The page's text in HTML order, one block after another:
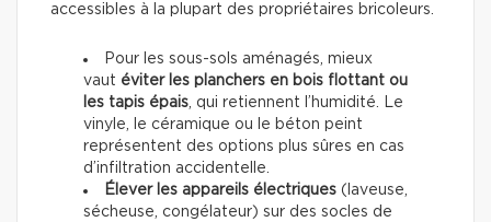
accessibles à la plupart des propriétaires bricoleurs.
Pour les sous-sols aménagés, mieux
vaut éviter les planchers en bois flottant ou
les tapis épais , qui retiennent l’humidité. Le
vinyle, le céramique ou le béton peint
représentent des options plus sûres en cas
d’infiltration accidentelle.
Élever les appareils électriques (laveuse,
sécheuse, congélateur) sur des socles de